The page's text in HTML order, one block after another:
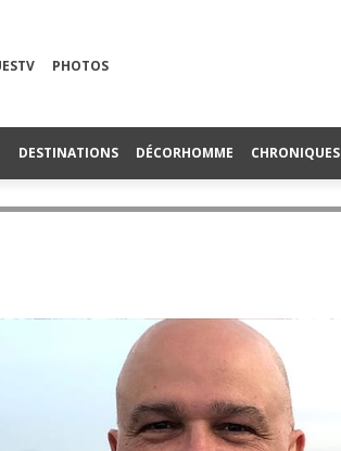
PHOTOS
DESTINATIONS DÉCORHOMME CHRONIQUES